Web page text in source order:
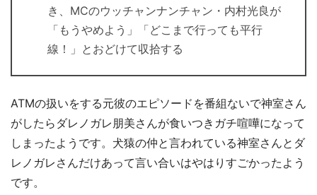
き、MCのウッチャンナンチャン・内村光良が
「もうやめよう」「どこまで行っても平行
線！」とおどけて収拾する
ATMの扱いをする元彼のエピソードを番組ないで神室さん
がしたらダレノガレ朋美さんが食いつきガチ喧嘩になって
しまったようです。犬猿の仲と言われている神室さんとダ
レノガレさんだけあって言い合いはやはりすごかったよう
です。